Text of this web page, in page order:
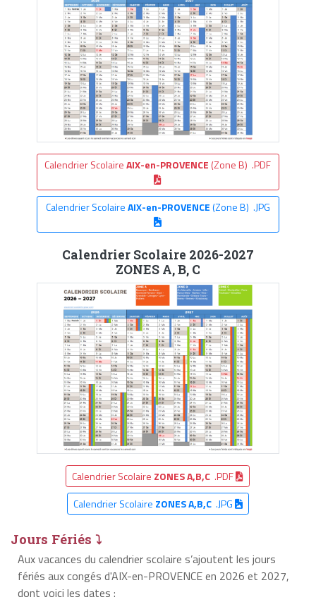
Calendrier ScolaireAIX-en-PROVENCE (Zone B) .PDF
Calendrier ScolaireAIX-en-PROVENCE(Zone B) .JPG
Calendrier Scolaire 2026-2027
ZONES A, B, C
Calendrier Scolaire ZONES A,B,C .PDF
Calendrier Scolaire ZONES A,B,C.JPG
Jours Fériés ⤵
Aux vacances du calendrier scolaire s’ajoutent les jours
fériés aux congés d'AIX-en-PROVENCE en 2026 et 2027,
dont voici les dates :